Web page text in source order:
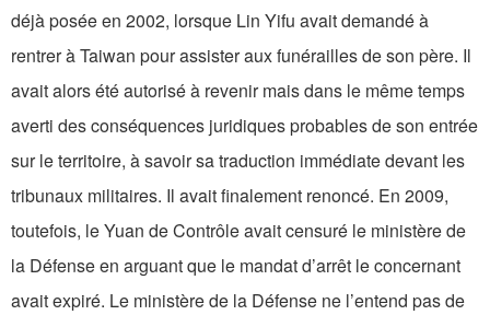
déjà posée en 2002, lorsque Lin Yifu avait demandé à
rentrer à Taiwan pour assister aux funérailles de son père. Il
avait alors été autorisé à revenir mais dans le même temps
averti des conséquences juridiques probables de son entrée
sur le territoire, à savoir sa traduction immédiate devant les
tribunaux militaires. Il avait finalement renoncé. En 2009,
toutefois, le Yuan de Contrôle avait censuré le ministère de
la Défense en arguant que le mandat d’arrêt le concernant
avait expiré. Le ministère de la Défense ne l’entend pas de